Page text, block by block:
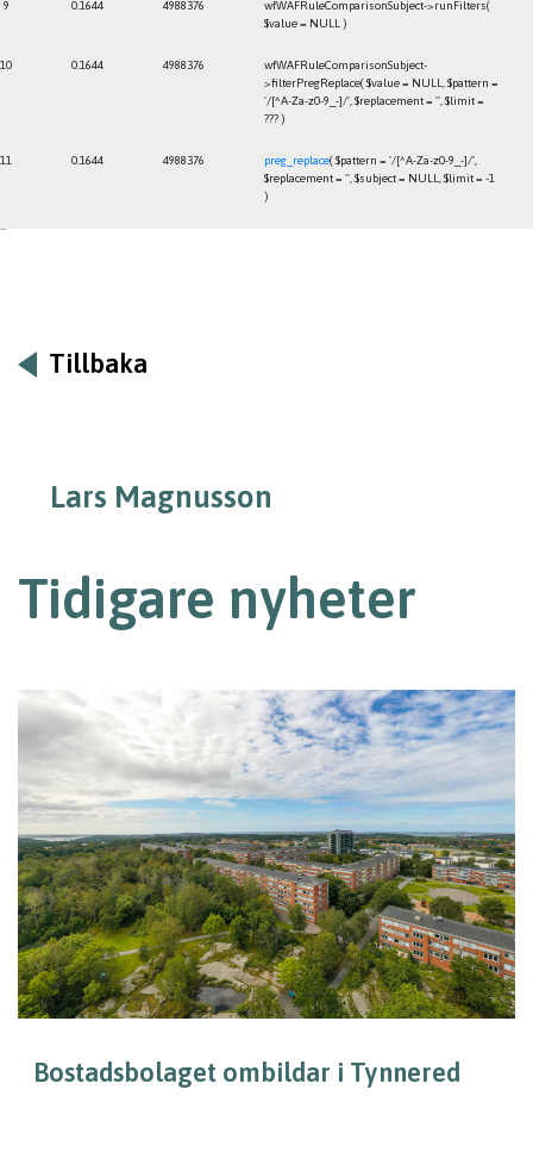
9 0.1644 4988376
wfWAFRuleComparisonSubject->runFilters(
$value = NULL )
10 0.1644 4988376
wfWAFRuleComparisonSubject-
>filterPregReplace($value = NULL
$pattern =
'/[^A-Za-z0-9_-]/' $replacement = '' $limit =
??? )
11 0.1644 4988376 preg_replace($pattern = '/[^A-Za-z0-9_-]/'
$replacement = '' $subject = NULL $limit = -1
)
Tillbaka
Lars Magnusson
Tidigare nyheter
Bostadsbolaget ombildar i Tynnered